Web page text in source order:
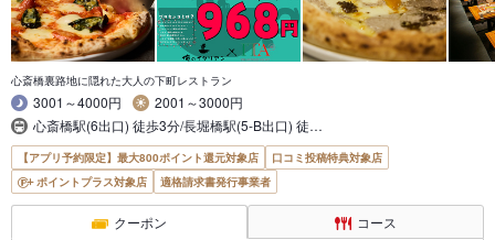
心斎橋裏路地に隠れた大人の下町レストラン
3001～4000円
2001～3000円
心斎橋駅(6出口) 徒歩3分/長堀橋駅(5-B出口) 徒…
【アプリ予約限定】最大800ポイント還元対象店
口コミ投稿特典対象店
ポイントプラス対象店
適格請求書発行事業者
クーポン コース